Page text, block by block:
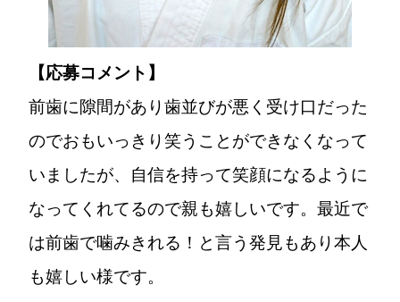
【応募コメント】
前歯に隙間があり歯並びが悪く受け口だった
のでおもいっきり笑うことができなくなって
いましたが、自信を持って笑顔になるように
なってくれてるので親も嬉しいです。最近で
は前歯で噛みきれる！と言う発見もあり本人
も嬉しい様です。